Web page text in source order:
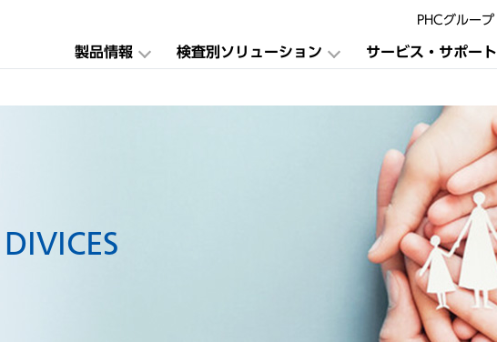
製品情報 検査別ソリューション サービス・サポート
PHCグループ